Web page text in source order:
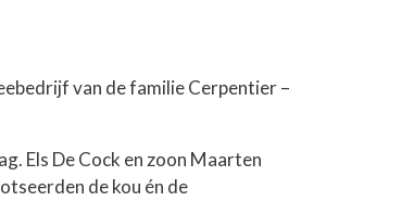
van de familie Cerpentier –
Els De Cock en zoon Maarten
de kou én de